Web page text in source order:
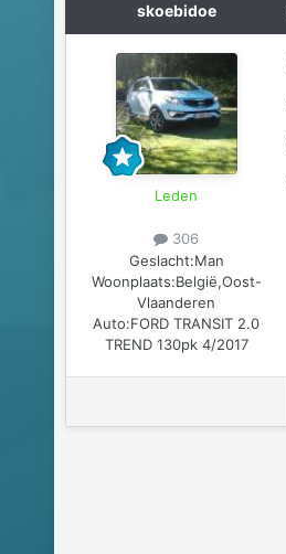
skoebidoe
Leden
306
Geslacht:Man
Woonplaats:België,Oost-
Vlaanderen
Auto:FORD TRANSIT 2.0
TREND 130pk 4/2017